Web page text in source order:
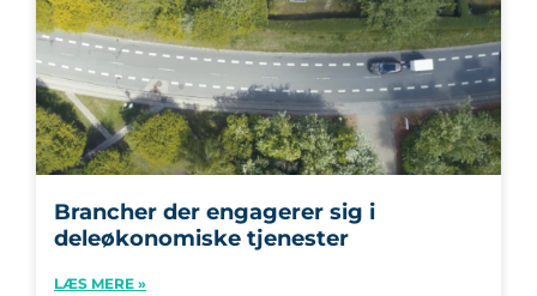
Brancher der engagerer sig i
deleøkonomiske tjenester
LÆS MERE »